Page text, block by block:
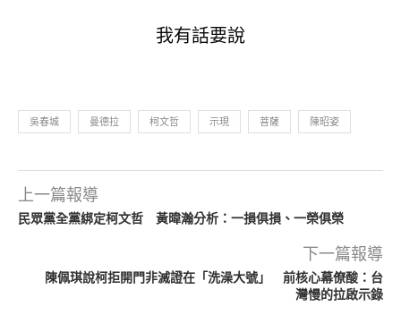
我有話要說
吳春城 曼德拉 柯文哲 示現 菩薩 陳昭姿
上一篇報導
民眾黨全黨綁定柯文哲 黃暐瀚分析：一損俱損、一榮俱榮
下一篇報導
陳佩琪說柯拒開門非滅證在「洗澡大號」 前核心幕僚酸：台
灣慢的拉啟示錄